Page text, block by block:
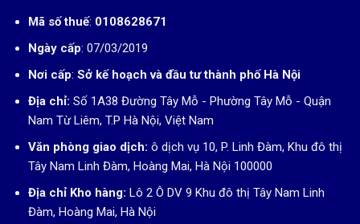
Mã số thuế: 0108628671
Ngày cấp: 07/03/2019
Nơi cấp: Sở kế hoạch và đầu tư thành phố Hà Nội
Địa chỉ: Số 1A38 Đường Tây Mỗ - Phường Tây Mỗ - Quận
Nam Từ Liêm, T.P Hà Nội, Việt Nam
Văn phòng giao dịch: ô dịch vụ 10, P. Linh Đàm, Khu đô thị
Tây Nam Linh Đàm, Hoàng Mai, Hà Nội 100000
Địa chỉ Kho hàng: Lô 2 Ô DV 9 Khu đô thị Tây Nam Linh
Đàm, Hoàng Mai, Hà Nội